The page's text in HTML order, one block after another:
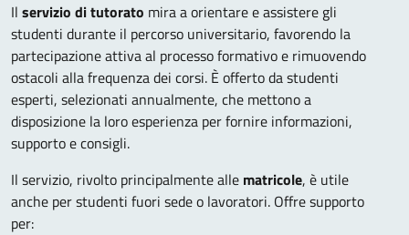
Il servizio di tutorato mira a orientare e assistere gli
studenti durante il percorso universitario, favorendo la
partecipazione attiva al processo formativo e rimuovendo
ostacoli alla frequenza dei corsi. È offerto da studenti
esperti, selezionati annualmente, che mettono a
disposizione la loro esperienza per fornire informazioni,
supporto e consigli.
Il servizio, rivolto principalmente alle matricole, è utile
anche per studenti fuori sede o lavoratori. Offre supporto
per: